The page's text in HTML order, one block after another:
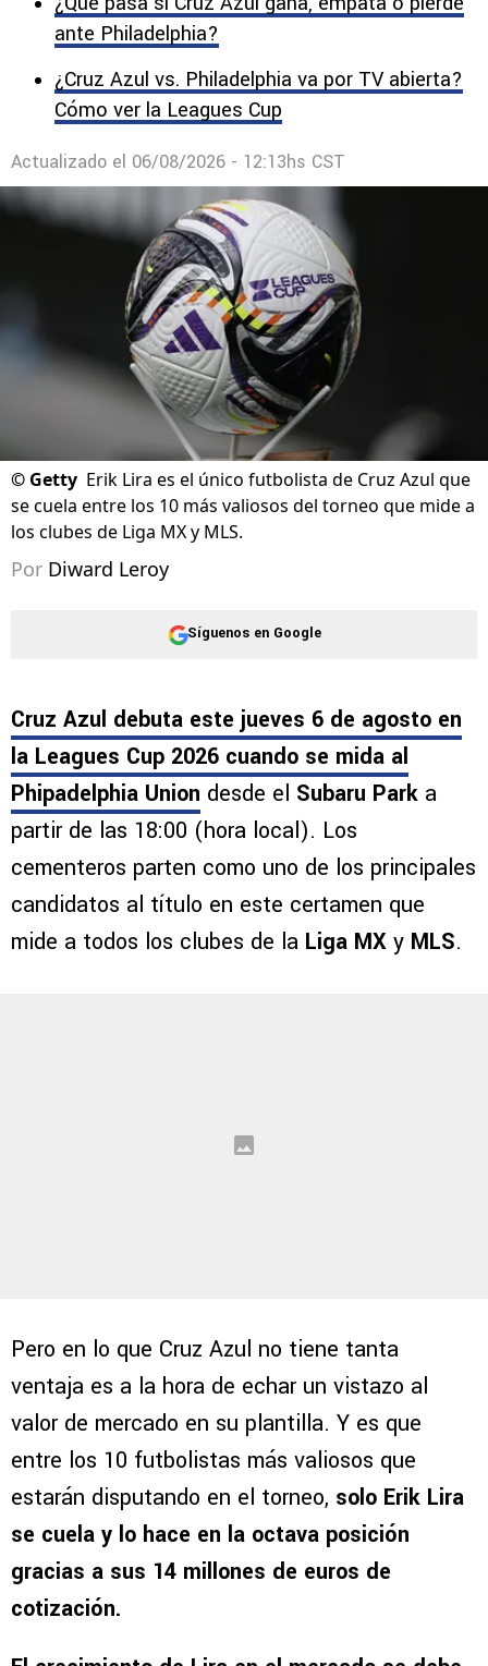
ante Philadelphia?
¿Cruz Azul vs. Philadelphia va por TV abierta?
Cómo ver la Leagues Cup
Actualizado el 06/08/2026 - 12:13hs CST
© Getty Erik Lira es el único futbolista de Cruz Azul que
se cuela entre los 10 más valiosos del torneo que mide a
los clubes de Liga MX y MLS.
Por Diward Leroy
Síguenos en Google
Cruz Azul debuta este jueves 6 de agosto en
la Leagues Cup 2026 cuando se mida al
Phipadelphia Union desde el Subaru Park a
partir de las 18:00 (hora local). Los
cementeros parten como uno de los principales
candidatos al título en este certamen que
mide a todos los clubes de la Liga MX y MLS.
Pero en lo que Cruz Azul no tiene tanta
ventaja es a la hora de echar un vistazo al
valor de mercado en su plantilla. Y es que
entre los 10 futbolistas más valiosos que
estarán disputando en el torneo, solo Erik Lira
se cuela y lo hace en la octava posición
gracias a sus 14 millones de euros de
cotización.